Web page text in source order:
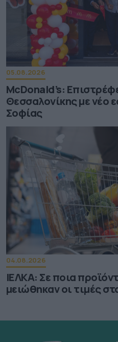
05.08.2026
McDonald’s:
Θεσσαλονίκης με νέο
Σοφίας
04.08.2026
ΙΕΛΚΑ: Σε ποια
μειώθηκαν οι τιμές